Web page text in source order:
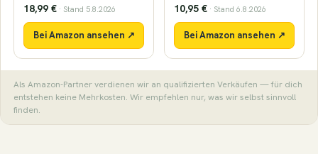
18,99 € · Stand 5.8.2026
Bei Amazon ansehen ↗
10,95 € · Stand 6.8.2026
Bei Amazon ansehen ↗
Als Amazon-Partner verdienen wir an qualifizierten Verkäufen — für dich
entstehen keine Mehrkosten. Wir empfehlen nur, was wir selbst sinnvoll
finden.